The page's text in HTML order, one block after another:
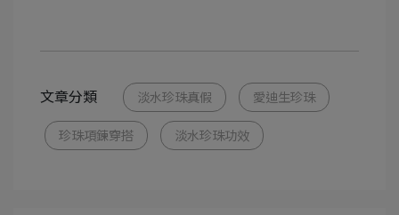
文章分類 淡水珍珠真假 愛迪生珍珠
珍珠項鍊穿搭 淡水珍珠功效